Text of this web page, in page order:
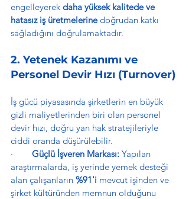
engelleyerek daha yüksek kalitede ve
hatasız iş üretmelerine doğrudan katkı
sağladığını doğrulamaktadır.
2. Yetenek Kazanımı ve
Personel Devir Hızı (Turnover)
İş gücü piyasasında şirketlerin en büyük
gizli maliyetlerinden biri olan personel
devir hızı, doğru yan hak stratejileriyle
ciddi oranda düşürülebilir.
· Güçlü İşveren Markası: Yapılan
araştırmalarda, iş yerinde yemek desteği
alan çalışanların %91'i mevcut işinden ve
şirket kültüründen memnun olduğunu